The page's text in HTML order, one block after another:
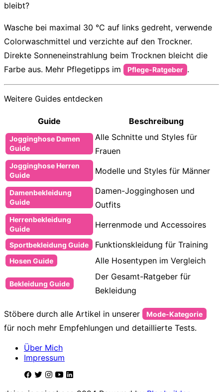
bleibt?
Wasche bei maximal 30 °C auf links gedreht, verwende
Colorwaschmittel und verzichte auf den Trockner.
Direkte Sonneneinstrahlung beim Trocknen bleicht die
Farbe aus. Mehr Pflegetipps im
Pflege-Ratgeber .
Weitere Guides entdecken
Guide Beschreibung
Jogginghose Damen
Guide
Alle Schnitte und Styles für
Frauen
Jogginghose Herren
Guide
Modelle und Styles für Männer
Damenbekleidung
Guide
Damen-Jogginghosen und
Outfits
Herrenbekleidung
Guide
Herrenmode und Accessoires
Sportbekleidung Guide Funktionskleidung für Training
Hosen Guide Alle Hosentypen im Vergleich
Bekleidung Guide
Der Gesamt-Ratgeber für
Bekleidung
Stöbere durch alle Artikel in unserer Mode-Kategorie
für noch mehr Empfehlungen und detaillierte Tests.
Über Mich
Impressum